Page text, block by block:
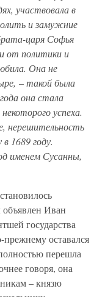
участвовала в
и замужние
царя Софья
от политики и
Она не
– такой была
она стала
успеха.
нерешительность
1689 году.
именем Сусанны,
объявлен Иван
государства
оставался
перешла
говоря, она
– князю